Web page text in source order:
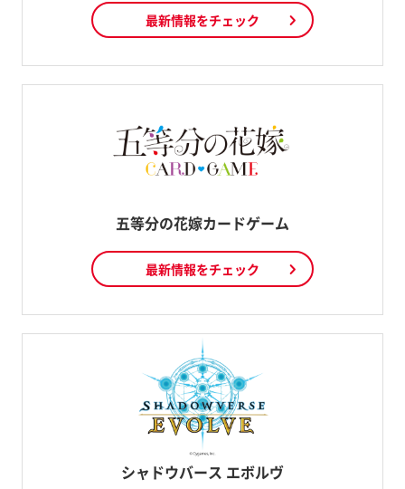
最新情報をチェック
五等分の花嫁カードゲーム
最新情報をチェック
シャドウバース エボルヴ